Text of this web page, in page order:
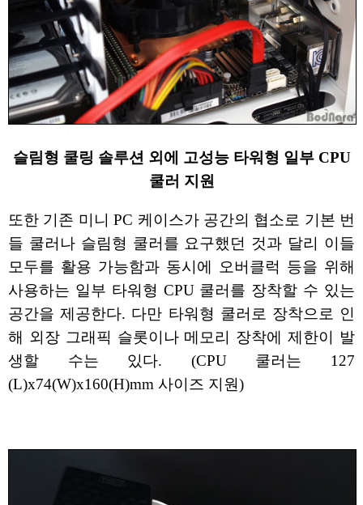
슬림형 쿨링 솔루션 외에 고성능 타워형 일부 CPU
쿨러 지원
또한 기존 미니 PC 케이스가 공간의 협소로 기본 번
들 쿨러나 슬림형 쿨러를 요구했던 것과 달리 이들
모두를 활용 가능함과 동시에 오버클럭 등을 위해
사용하는 일부 타워형 CPU 쿨러를 장착할 수 있는
공간을 제공한다. 다만 타워형 쿨러로 장착으로 인
해 외장 그래픽 슬롯이나 메모리 장착에 제한이 발
생할 수는 있다. (CPU 쿨러는 127
(L)x74(W)x160(H)mm 사이즈 지원)